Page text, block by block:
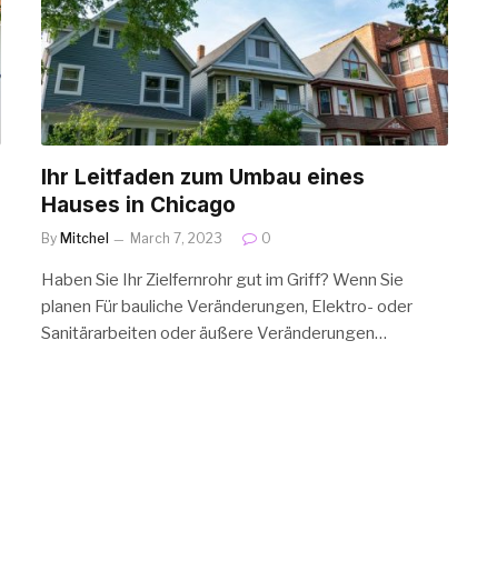
Ihr Leitfaden zum Umbau eines
Hauses in Chicago
By Mitchel March 7, 2023 0
Haben Sie Ihr Zielfernrohr gut im Griff? Wenn Sie
planen Für bauliche Veränderungen, Elektro- oder
Sanitärarbeiten oder äußere Veränderungen…